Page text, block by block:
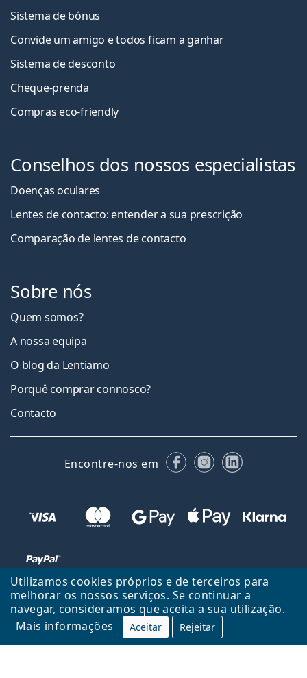
Utilizamos cookies próprios e de terceiros para
melhorar os nossos serviços. Se continuar a
navegar, consideramos que aceita a sua utilização.
Mais informações
Aceitar Rejeitar
Sistema de bónus
Convide um amigo e todos ficam a ganhar
Sistema de desconto
Cheque-prenda
Compras eco-friendly
Conselhos dos nossos especialistas
Doenças oculares
Lentes de contacto: entender a sua prescrição
Comparação de lentes de contacto
Sobre nós
Quem somos?
A nossa equipa
O blog da Lentiamo
Porquê comprar connosco?
Contacto
Encontre-nos em FacebookInstagram
LinkedIn
Voltar ao início
Cima
Lentiamo.pt é propriedade e operado por Lentiamo s.r.o., República
Checa
Consigo durante 18 anos.